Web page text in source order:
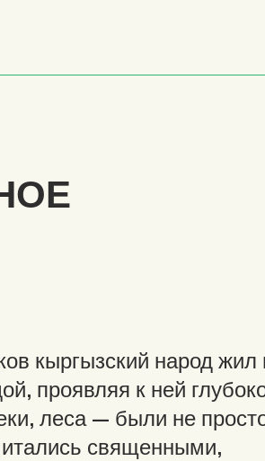
кыргызский народ жил
проявляя к ней
леса — были не
священными,